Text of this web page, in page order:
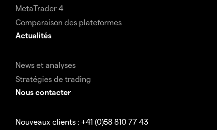
MetaTrader 4
Comparaison des plateformes
Actualités
News et analyses
Stratégies de trading
Nous contacter
Nouveaux clients : +41 (0)58 810 77 43